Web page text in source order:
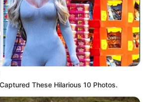
Fisik
cm
These Hilarious 10 Photos.